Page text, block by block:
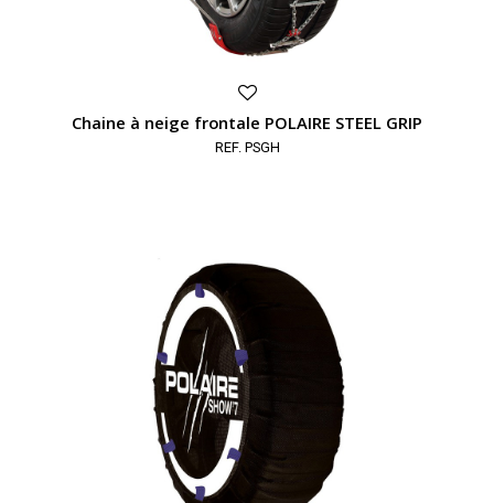
Chaine à neige frontale POLAIRE STEEL GRIP
REF. PSGH